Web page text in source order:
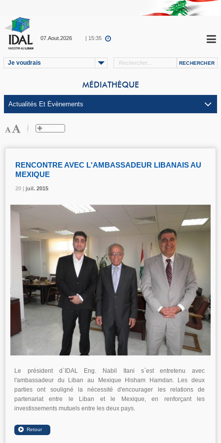
07.Aout.2026 | 15:35
Je voudrais
MÉDIATHÈQUE
20 | juil. 2015
RENCONTRE AVEC L'AMBASSADEUR LIBANAIS AU
MEXIQUE
20 | juil. 2015
20 | juil. 2015
Le président d`IDAL Eng. Nabil Itani s`est entretenu avec
l'ambassadeur du Liban au Mexique Hisham Hamdan. Les deux
parties ont souligné la nécessité d'encourager les relations de
partenariat entre le Liban et le Mexique, en renforçant les
investissements mutuels entre les deux pays.